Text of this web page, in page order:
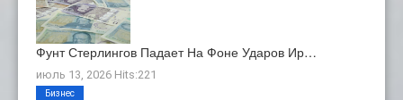
Фунт Стерлингов Падает На Фоне Ударов Ир…
июль 13, 2026 Hits:221
Бизнес